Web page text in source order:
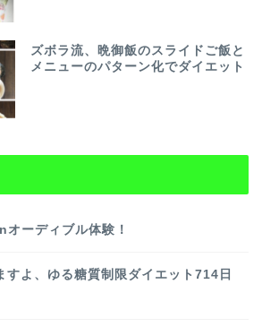
ズボラ流、晩御飯のスライドご飯と
メニューのパターン化でダイエット
ーディブル体験！
すよ、ゆる糖質制限ダイエット714日